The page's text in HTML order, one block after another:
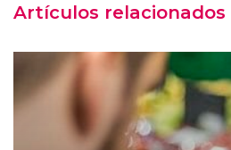
Artículos relacionados